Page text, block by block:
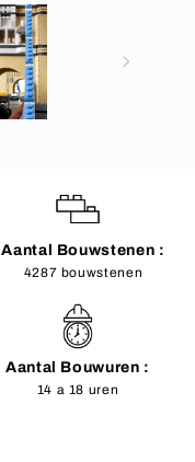
Aantal Bouwstenen :
4287 bouwstenen
Aantal Bouwuren :
14 a 18 uren